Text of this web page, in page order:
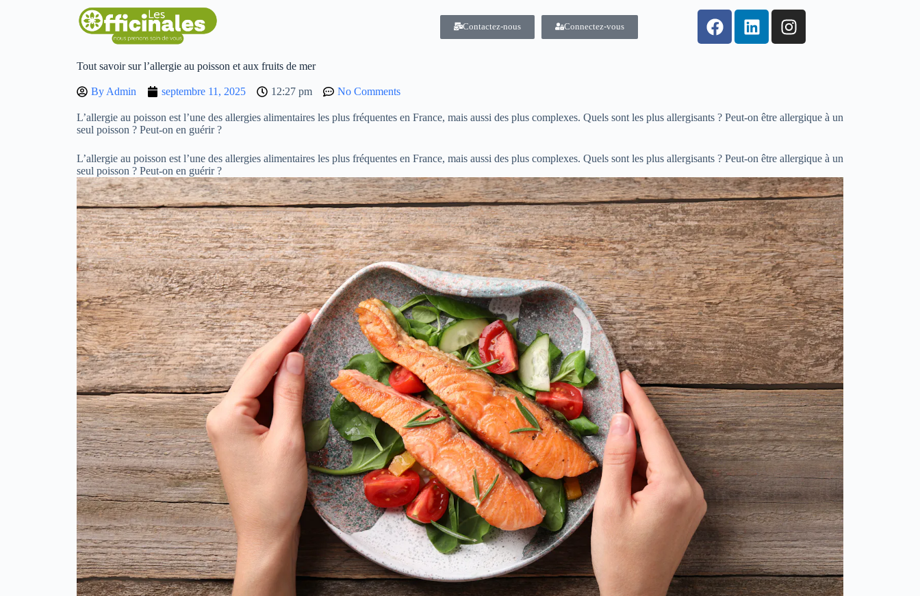
Contactez-nous Connectez-vous
Tout savoir sur l’allergie au poisson et aux fruits de mer
By Admin septembre 11, 2025 12:27 pm No Comments
L’allergie au poisson est l’une des allergies alimentaires les plus fréquentes en France, mais aussi des plus complexes. Quels sont les plus allergisants ? Peut-on être allergique à un
seul poisson ? Peut-on en guérir ?
L’allergie au poisson est l’une des allergies alimentaires les plus fréquentes en France, mais aussi des plus complexes. Quels sont les plus allergisants ? Peut-on être allergique à un
seul poisson ? Peut-on en guérir ?